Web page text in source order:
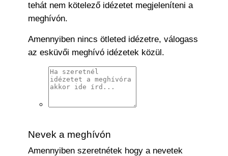
tehát nem kötelező idézetet megjeleníteni a
meghívón.
Amennyiben nincs ötleted idézetre, válogass
az esküvői meghívó idézetek közül.
Nevek a meghívón
Amennyiben szeretnétek hogy a nevetek